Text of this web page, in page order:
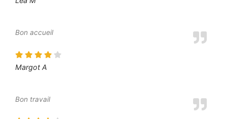
Bon accueil
Margot A
Bon travail